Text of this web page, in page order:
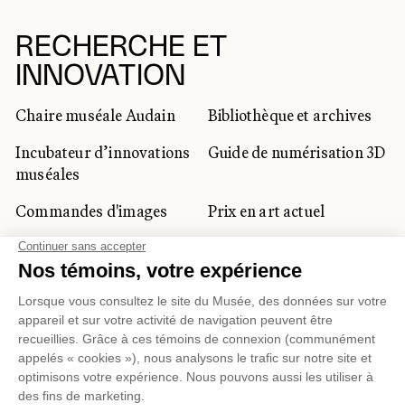
RECHERCHE ET
INNOVATION
Chaire muséale Audain
Bibliothèque et archives
Incubateur d’innovations
muséales
Guide de numérisation 3D
Commandes d'images
Prix en art actuel
Prix Lynne-Cohen
CLIENTÈLE CORPORATIVE
ET PRIVÉE
Location d'espaces
Activités corporatives